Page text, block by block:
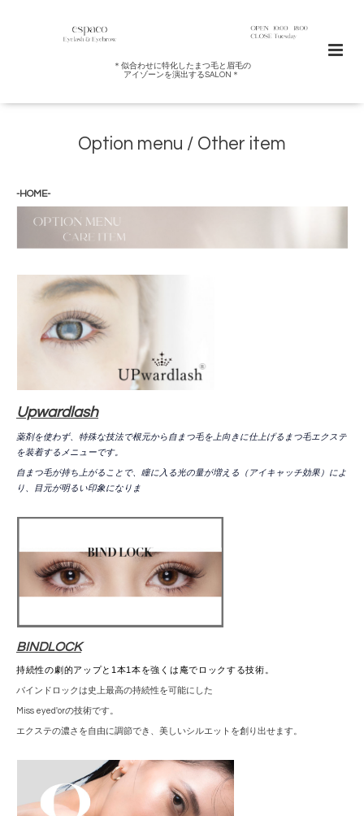
＊似合わせに特化したまつ毛と眉毛の
アイゾーンを演出するSALON＊
Option menu / Other item
-HOME-
Upwardlash
薬剤を使わず、特殊な技法で根元から自まつ毛を上向きに仕上げるまつ毛エクステ
を装着するメニューです。
自まつ毛が持ち上がることで、瞳に入る光の量が増える（アイキャッチ効果）によ
り、目元が明るい印象になりま
BINDLOCK
持続性の劇的アップと1本1本を強くは庵でロックする技術。
バインドロックは史上最高の持続性を可能にした
Miss eyed′orの技術です。
エクステの濃さを自由に調節でき、美しいシルエットを創り出せます。